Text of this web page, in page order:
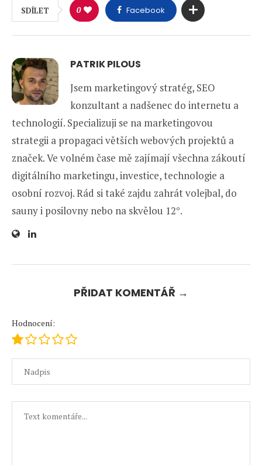
SDÍLET 0 Facebook
PATRIK PILOUS
Jsem marketingový stratég, SEO
konzultant a nadšenec do internetu a
technologií. Specializuji se na marketingovou
strategii a propagaci větších webových projektů a
značek. Ve volném čase mě zajímají všechna zákoutí
digitálního marketingu, investice, technologie a
osobní rozvoj. Rád si také zajdu zahrát volejbal, do
sauny i posilovny nebo na skvělou 12°.
PŘIDAT KOMENTÁŘ →
Hodnocení: